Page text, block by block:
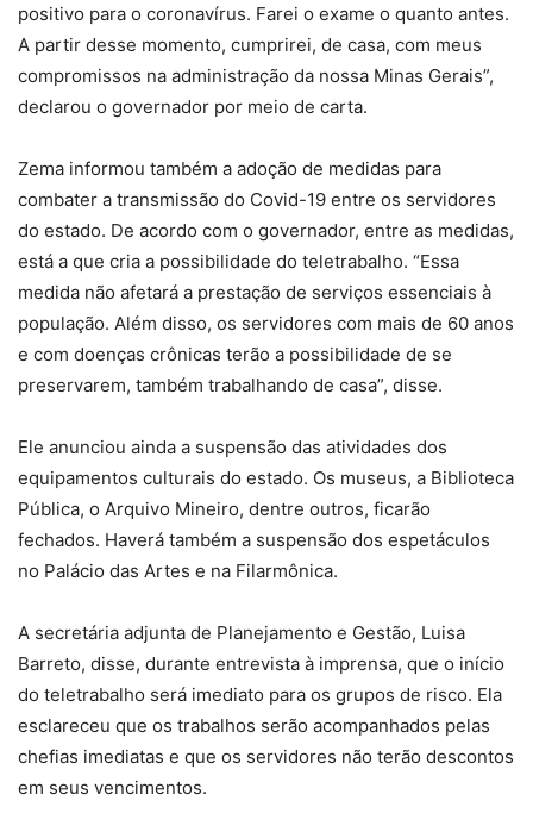
positivo para o coronavírus. Farei o exame o quanto antes.
A partir desse momento, cumprirei, de casa, com meus
compromissos na administração da nossa Minas Gerais”,
declarou o governador por meio de carta.
Zema informou também a adoção de medidas para
combater a transmissão do Covid-19 entre os servidores
do estado. De acordo com o governador, entre as medidas,
está a que cria a possibilidade do teletrabalho. “Essa
medida não afetará a prestação de serviços essenciais à
população. Além disso, os servidores com mais de 60 anos
e com doenças crônicas terão a possibilidade de se
preservarem, também trabalhando de casa”, disse.
Ele anunciou ainda a suspensão das atividades dos
equipamentos culturais do estado. Os museus, a Biblioteca
Pública, o Arquivo Mineiro, dentre outros, ficarão
fechados. Haverá também a suspensão dos espetáculos
no Palácio das Artes e na Filarmônica.
A secretária adjunta de Planejamento e Gestão, Luisa
Barreto, disse, durante entrevista à imprensa, que o início
do teletrabalho será imediato para os grupos de risco. Ela
esclareceu que os trabalhos serão acompanhados pelas
chefias imediatas e que os servidores não terão descontos
em seus vencimentos.